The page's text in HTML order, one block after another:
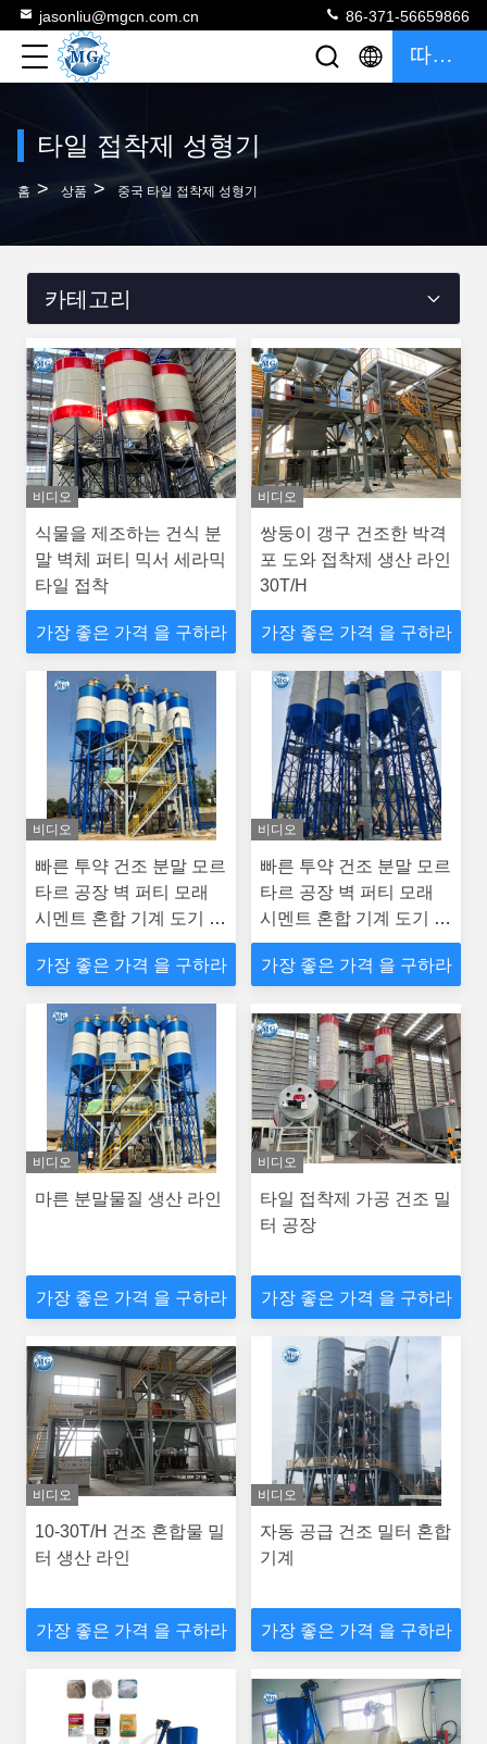
jasonliu@mgcn.com.cn 86-371-56659866
따옴표
타일 접착제 성형기
홈 > 상품 > 중국 타일 접착제 성형기
카테고리
비디오
식물을 제조하는 건식 분
말 벽체 퍼티 믹서 세라믹
타일 접착
가장 좋은 가격 을 구하라
비디오
쌍둥이 갱구 건조한 박격
포 도와 접착제 생산 라인
30T/H
가장 좋은 가격 을 구하라
비디오
빠른 투약 건조 분말 모르
타르 공장 벽 퍼티 모래
시멘트 혼합 기계 도기 타
일 접착제 생산 라인
가장 좋은 가격 을 구하라
비디오
빠른 투약 건조 분말 모르
타르 공장 벽 퍼티 모래
시멘트 혼합 기계 도기 타
일 접착제 생산 라인
가장 좋은 가격 을 구하라
비디오
마른 분말물질 생산 라인
가장 좋은 가격 을 구하라
비디오
타일 접착제 가공 건조 밀
터 공장
가장 좋은 가격 을 구하라
비디오
10-30T/H 건조 혼합물 밀
터 생산 라인
가장 좋은 가격 을 구하라
비디오
자동 공급 건조 밀터 혼합
기계
가장 좋은 가격 을 구하라